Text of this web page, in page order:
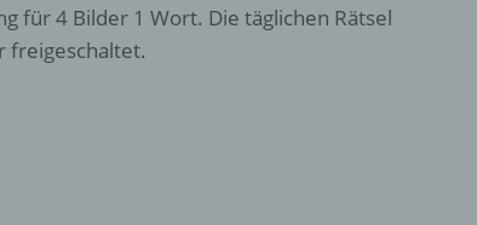
für 4 Bilder 1 Wort. Die täglichen Rätsel
freigeschaltet.